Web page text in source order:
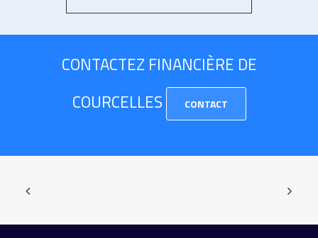
CONTACTEZ FINANCIÈRE DE
COURCELLES
CONTACT